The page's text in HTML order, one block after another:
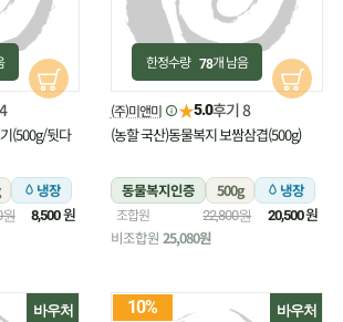
한정수량 78개 남음
(주)미앤미 ★5.0후기 8
(농할 국산)동물복지 보쌈삼겹(500g)
동물복지인증 500g 냉장
조합원 22,800원 20,500원
비조합원 25,080원
(500g/뒷다
냉장
원 8,500원
바우처
10%
바우처